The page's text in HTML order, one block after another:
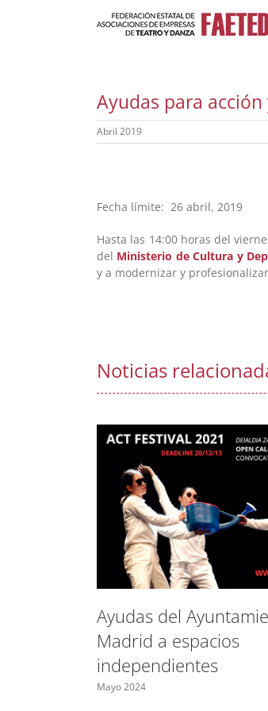
Ayudas para
Abril 2019
Fecha límite: 26 abril, 2019
Hasta las 14:00 horas del
del Ministerio de Cultura y
y a modernizar y
Noticias
Ayudas del
Madrid a espacios
independientes
Mayo 2024